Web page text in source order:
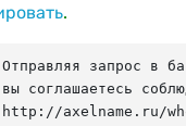
.
Отправляя запрос в
вы соглашаетесь
http://axelname.ru/